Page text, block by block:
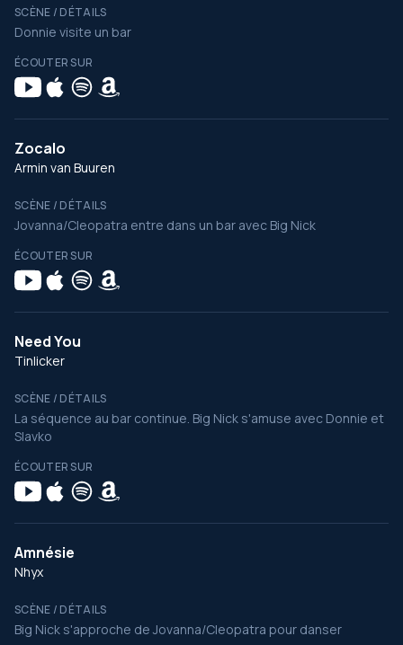
SCÈNE / DÉTAILS
Donnie visite un bar
ÉCOUTER SUR
Zocalo
Armin van Buuren
SCÈNE / DÉTAILS
Jovanna/Cleopatra entre dans un bar avec Big Nick
ÉCOUTER SUR
Need You
Tinlicker
SCÈNE / DÉTAILS
La séquence au bar continue. Big Nick s'amuse avec Donnie et
Slavko
ÉCOUTER SUR
Amnésie
Nhyx
SCÈNE / DÉTAILS
Big Nick s'approche de Jovanna/Cleopatra pour danser